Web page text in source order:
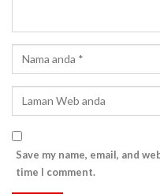
Save my name, email, and
time I comment.